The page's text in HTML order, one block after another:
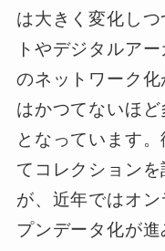
は大きく変化し
トやデジタルア
のネットワーク
はかつてないほ
となっています
てコレクション
が、近年ではオ
プンデータ化が